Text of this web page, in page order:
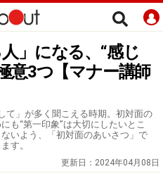
」になる、“感じ
意3つ【マナー講師
て」が多く聞こえる時期。初対面の
も“第一印象”は大切にしたいとこ
いよう、「初対面のあいさつ」で
す。
更新日： 2024年04月08日